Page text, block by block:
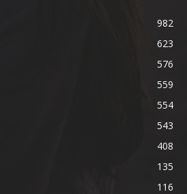
982
623
576
559
554
543
408
135
116